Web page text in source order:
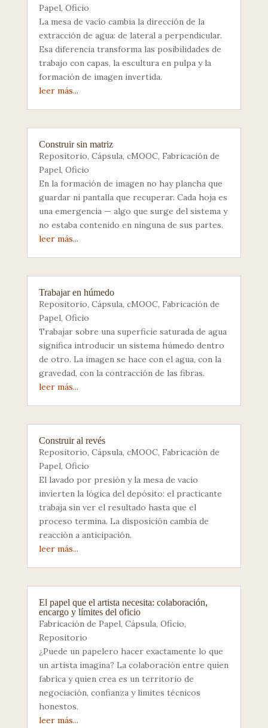
Papel, Oficio
La mesa de vacío cambia la dirección de la
extracción de agua: de lateral a perpendicular.
Esa diferencia transforma las posibilidades de
trabajo con capas, la escultura en pulpa y la
formación de imagen invertida.
leer más...
Construir sin matriz
Repositorio, Cápsula, cMOOC, Fabricación de
Papel, Oficio
En la formación de imagen no hay plancha que
guardar ni pantalla que recuperar. Cada hoja es
una emergencia — algo que surge del sistema y
no estaba contenido en ninguna de sus partes.
leer más...
Trabajar en húmedo
Repositorio, Cápsula, cMOOC, Fabricación de
Papel, Oficio
Trabajar sobre una superficie saturada de agua
significa introducir un sistema húmedo dentro
de otro. La imagen se hace con el agua, con la
gravedad, con la contracción de las fibras.
leer más...
Construir al revés
Repositorio, Cápsula, cMOOC, Fabricación de
Papel, Oficio
El lavado por presión y la mesa de vacío
invierten la lógica del depósito: el practicante
trabaja sin ver el resultado hasta que el
proceso termina. La disposición cambia de
reacción a anticipación.
leer más...
El papel que el artista necesita: colaboración,
encargo y límites del oficio
Fabricación de Papel, Cápsula, Oficio,
Repositorio
¿Puede un papelero hacer exactamente lo que
un artista imagina? La colaboración entre quien
fabrica y quien crea es un territorio de
negociación, confianza y límites técnicos
honestos.
leer más...